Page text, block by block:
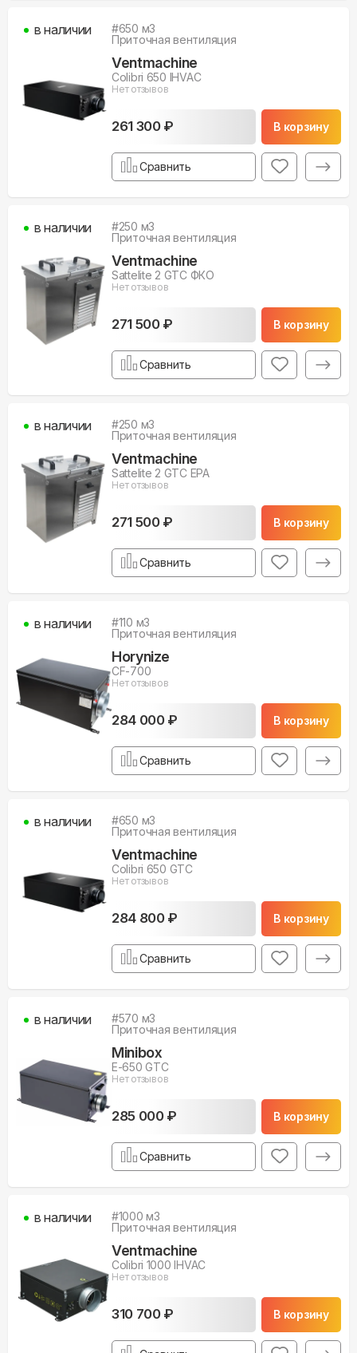
#650 м3
Приточная вентиляция
Ventmachine
Colibri 650 IHVAC
Нет отзывов
261 300 ₽ В корзину
в наличии
Сравнить
#250 м3
Приточная вентиляция
Ventmachine
Sattelite 2 GTC ФКО
Нет отзывов
271 500 ₽ В корзину
в наличии
Сравнить
#250 м3
Приточная вентиляция
Ventmachine
Sattelite 2 GTC EPA
Нет отзывов
271 500 ₽ В корзину
в наличии
Сравнить
#110 м3
Приточная вентиляция
Horynize
CF-700
Нет отзывов
284 000 ₽ В корзину
в наличии
Сравнить
#650 м3
Приточная вентиляция
Ventmachine
Colibri 650 GTC
Нет отзывов
284 800 ₽ В корзину
в наличии
Сравнить
#570 м3
Приточная вентиляция
Minibox
E-650 GTC
Нет отзывов
285 000 ₽ В корзину
в наличии
Сравнить
#1000 м3
Приточная вентиляция
Ventmachine
Colibri 1000 IHVAC
Нет отзывов
310 700 ₽ В корзину
в наличии